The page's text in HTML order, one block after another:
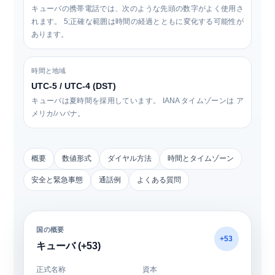
キューバの携帯電話では、次のような先頭の数字がよく使用さ
れます。 5;正確な範囲は時間の経過とともに変化する可能性が
あります。
時間と地域
UTC-5 / UTC-4 (DST)
キューバは夏時間を採用しています。 IANA タイムゾーンは ア
メリカ/ハバナ。
概要 数値形式 ダイヤル方法 時間とタイムゾーン
安全と緊急事態 通話例 よくある質問
国の概要
キューバ (+53)
+53
正式名称 資本